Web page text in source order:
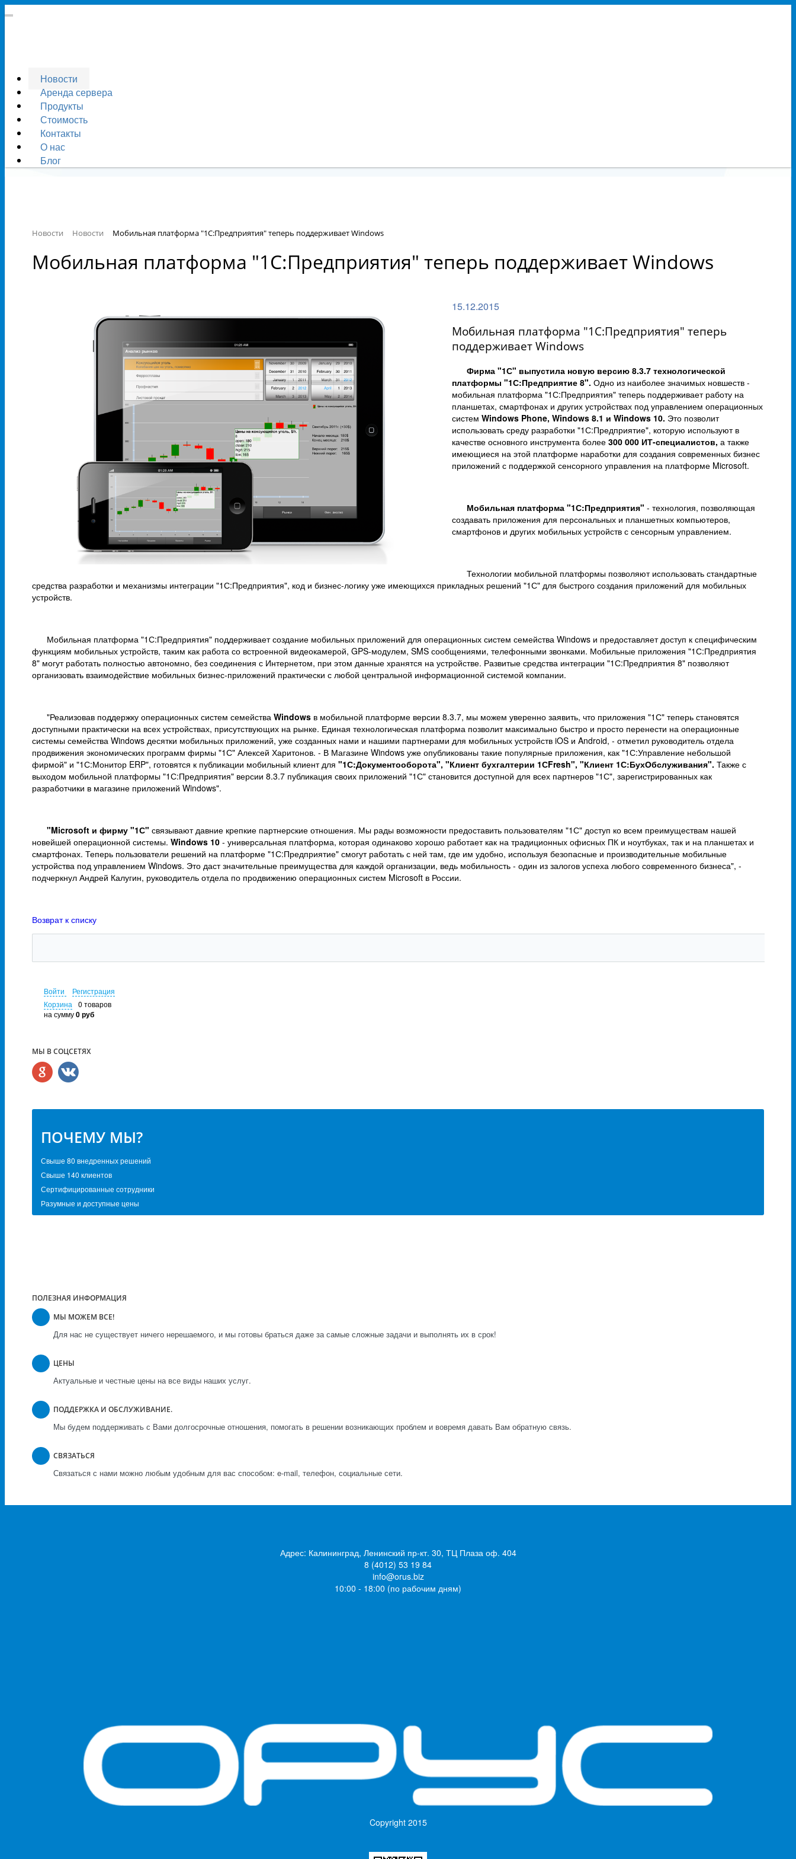
Новости
Аренда сервера
Продукты
Стоимость
Контакты
О нас
Блог
Новости Новости Мобильная платформа "1С:Предприятия" теперь поддерживает Windows
Мобильная платформа "1С:Предприятия" теперь поддерживает Windows
15.12.2015
Мобильная платформа "1С:Предприятия" теперь
поддерживает Windows
Фирма "1С" выпустила новую версию 8.3.7 технологической
платформы "1С:Предприятие 8". Одно из наиболее значимых новшеств -
мобильная платформа "1С:Предприятия" теперь поддерживает работу на
планшетах, смартфонах и других устройствах под управлением операционных
систем Windows Phone, Windows 8.1 и Windows 10. Это позволит
использовать среду разработки "1С:Предприятие", которую используют в
качестве основного инструмента более 300 000 ИТ-специалистов, а также
имеющиеся на этой платформе наработки для создания современных бизнес
приложений с поддержкой сенсорного управления на платформе Microsoft.
Мобильная платформа "1С:Предприятия" - технология, позволяющая
создавать приложения для персональных и планшетных компьютеров,
смартфонов и других мобильных устройств с сенсорным управлением.
Технологии мобильной платформы позволяют использовать стандартные
средства разработки и механизмы интеграции "1С:Предприятия", код и бизнес-логику уже имеющихся прикладных решений "1С" для быстрого создания приложений для мобильных
устройств.
Мобильная платформа "1С:Предприятия" поддерживает создание мобильных приложений для операционных систем семейства Windows и предоставляет доступ к специфическим
функциям мобильных устройств, таким как работа со встроенной видеокамерой, GPS-модулем, SMS сообщениями, телефонными звонками. Мобильные приложения "1С:Предприятия
8" могут работать полностью автономно, без соединения с Интернетом, при этом данные хранятся на устройстве. Развитые средства интеграции "1С:Предприятия 8" позволяют
организовать взаимодействие мобильных бизнес-приложений практически с любой центральной информационной системой компании.
"Реализовав поддержку операционных систем семейства Windows в мобильной платформе версии 8.3.7, мы можем уверенно заявить, что приложения "1С" теперь становятся
доступными практически на всех устройствах, присутствующих на рынке. Единая технологическая платформа позволит максимально быстро и просто перенести на операционные
системы семейства Windows десятки мобильных приложений, уже созданных нами и нашими партнерами для мобильных устройств iOS и Android, - отметил руководитель отдела
продвижения экономических программ фирмы "1С" Алексей Харитонов. - В Магазине Windows уже опубликованы такие популярные приложения, как "1С:Управление небольшой
фирмой" и "1С:Монитор ERP", готовятся к публикации мобильный клиент для "1С:Документооборота", "Клиент бухгалтерии 1СFresh", "Клиент 1С:БухОбслуживания". Также с
выходом мобильной платформы "1С:Предприятия" версии 8.3.7 публикация своих приложений "1С" становится доступной для всех партнеров "1С", зарегистрированных как
разработчики в магазине приложений Windows".
"Microsoft и фирму "1С" связывают давние крепкие партнерские отношения. Мы рады возможности предоставить пользователям "1С" доступ ко всем преимуществам нашей
новейшей операционной системы. Windows 10 - универсальная платформа, которая одинаково хорошо работает как на традиционных офисных ПК и ноутбуках, так и на планшетах и
смартфонах. Теперь пользователи решений на платформе "1С:Предприятие" смогут работать с ней там, где им удобно, используя безопасные и производительные мобильные
устройства под управлением Windows. Это даст значительные преимущества для каждой организации, ведь мобильность - один из залогов успеха любого современного бизнеса", -
подчеркнул Андрей Калугин, руководитель отдела по продвижению операционных систем Microsoft в России.
Возврат к списку
Войти
Регистрация
Корзина
0 товаров
на сумму0 руб
МЫ В СОЦСЕТЯХ
ПОЧЕМУ МЫ?
Свыше 80 внедренных решений
Свыше 140 клиентов
Сертифицированные сотрудники
Разумные и доступные цены
ПОЛЕЗНАЯ ИНФОРМАЦИЯ
МЫ МОЖЕМ ВСЕ!
Для нас не существует ничего нерешаемого, и мы готовы браться даже за самые сложные задачи и выполнять их в срок!
ЦЕНЫ
Актуальные и честные цены на все виды наших услуг.
ПОДДЕРЖКА И ОБСЛУЖИВАНИЕ.
Мы будем поддерживать с Вами долгосрочные отношения, помогать в решении возникающих проблем и вовремя давать Вам обратную связь.
СВЯЗАТЬСЯ
Связаться с нами можно любым удобным для вас способом: e-mail, телефон, социальные сети.
Адрес: Калининград, Ленинский пр-кт. 30, ТЦ Плаза оф. 404
8 (4012) 53 19 84
info@orus.biz
10:00 - 18:00 (по рабочим дням)
Copyright 2015